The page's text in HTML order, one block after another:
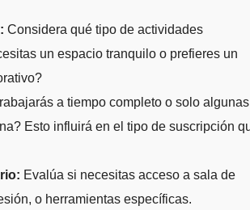
Considera qué tipo de actividades
un espacio tranquilo o prefieres un
a tiempo completo o solo algunas
Esto influirá en el tipo de suscripción
Evalúa si necesitas acceso a sala de
o herramientas específicas.